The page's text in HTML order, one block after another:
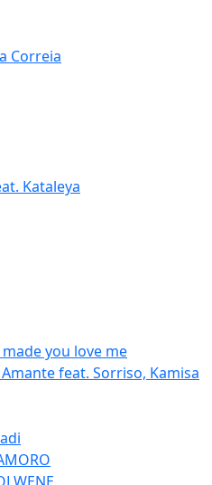
Correia
Kataleya
you love me
feat. Sorriso, Kamisa